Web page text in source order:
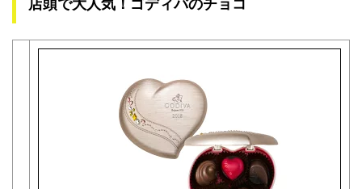
店頭で大人気！ゴディバのチョコ